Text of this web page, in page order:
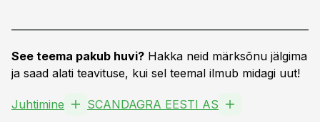
See teema pakub huvi? Hakka neid märksõnu jälgima
ja saad alati teavituse, kui sel teemal ilmub midagi uut!
Juhtimine SCANDAGRA EESTI AS